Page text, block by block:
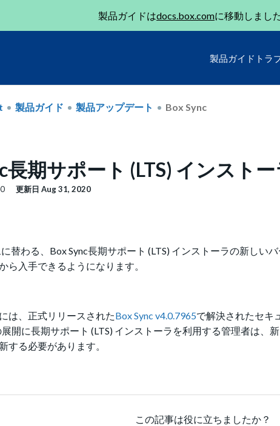
製品ガイドはdocs.box.comに移動しまし
製品ガイド トラ
製品ガイド 製品アップデート Box Sync
長期サポート (LTS) インスト
更新日 Aug 31, 2020
替わる、Box Sync長期サポート (LTS) インストーラの新しい
ら入手できるようになります。
は、 正式リリースされたBox Sync v4.0.7965で解決されたセキ
展開に長期サポート (LTS) インストーラを利用する管理者は、
する必要があります。
この記事は役に立ちましたか？